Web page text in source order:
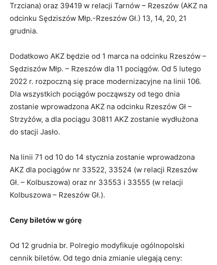
Trzciana) oraz 39419 w relacji Tarnów – Rzeszów (AKZ na
odcinku Sędziszów Młp.-Rzeszów Gł.) 13, 14, 20, 21
grudnia.
Dodatkowo AKZ będzie od 1 marca na odcinku Rzeszów –
Sędziszów Młp. – Rzeszów dla 11 pociągów. Od 5 lutego
2022 r. rozpoczną się prace modernizacyjne na linii 106.
Dla wszystkich pociągów począwszy od tego dnia
zostanie wprowadzona AKZ na odcinku Rzeszów Gł –
Strzyżów, a dla pociągu 30811 AKZ zostanie wydłużona
do stacji Jasło.
Na linii 71 od 10 do 14 stycznia zostanie wprowadzona
AKZ dla pociągów nr 33522, 33524 (w relacji Rzeszów
Gł. – Kolbuszowa) oraz nr 33553 i 33555 (w relacji
Kolbuszowa – Rzeszów Gł.).
Ceny biletów w górę
Od 12 grudnia br. Polregio modyfikuje ogólnopolski
cennik biletów. Od tego dnia zmianie ulegają ceny: